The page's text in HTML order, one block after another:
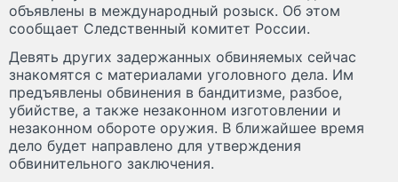
объявлены в международный розыск. Об этом
сообщает Следственный комитет России.
Девять других задержанных обвиняемых сейчас
знакомятся с материалами уголовного дела. Им
предъявлены обвинения в бандитизме, разбое,
убийстве, а также незаконном изготовлении и
незаконном обороте оружия. В ближайшее время
дело будет направлено для утверждения
обвинительного заключения.